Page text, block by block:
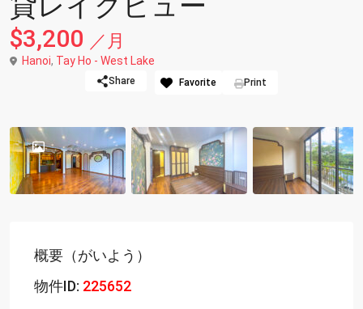
$3,200 ／月
Hanoi, Tay Ho - West Lake
Share Favorite Print
概要（がいよう）
物件ID: 225652